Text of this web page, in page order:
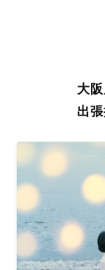
ありのままの空気
料金は全国どこで
リジナルの研修と
ィを身につけたプ
丁寧なレタッチで
撮影後は、独自の
整。自然な雰囲気
に。きっと「こん
出会えます。まず
大
出